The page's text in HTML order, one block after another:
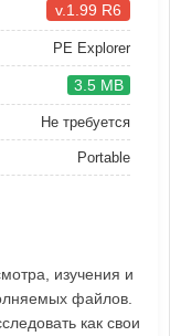
v.1.99 R6
PE Explorer
3.5 MB
Не требуется
Portable
изучения и
файлов.
как свои